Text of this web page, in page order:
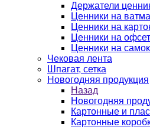
Держатели
Ценники на
Ценники на
Ценники на
Ценники на
Чековая лента
Шпагат, сетка
Новогодняя продукция
Назад
Новогодняя
Картонные и
Картонные